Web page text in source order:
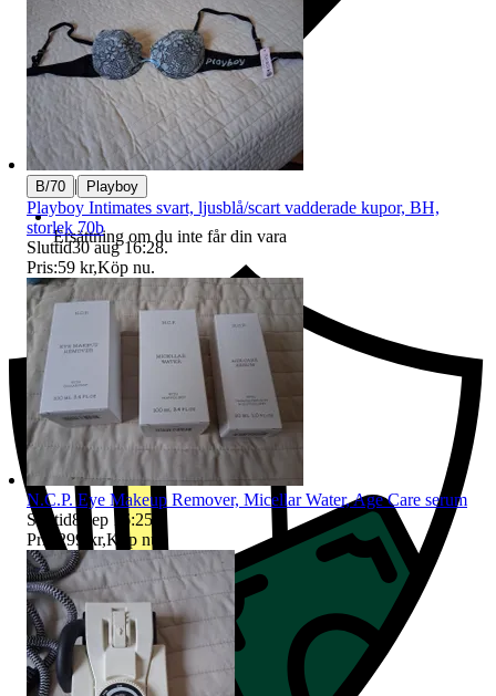
Ersättning om du inte får din vara
B/70 | Playboy
Playboy Intimates svart, ljusblå/scart vadderade kupor, BH,
storlek 70b
Sluttid30 aug 16:28.
Pris:59 kr,Köp nu.
N.C.P. Eye Makeup Remover, Micellar Water, Age Care serum
Sluttid8 sep 16:25
Pris:
299 kr,Köp nu